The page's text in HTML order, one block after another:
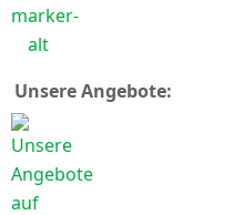
marker-
alt
Unsere Angebote: